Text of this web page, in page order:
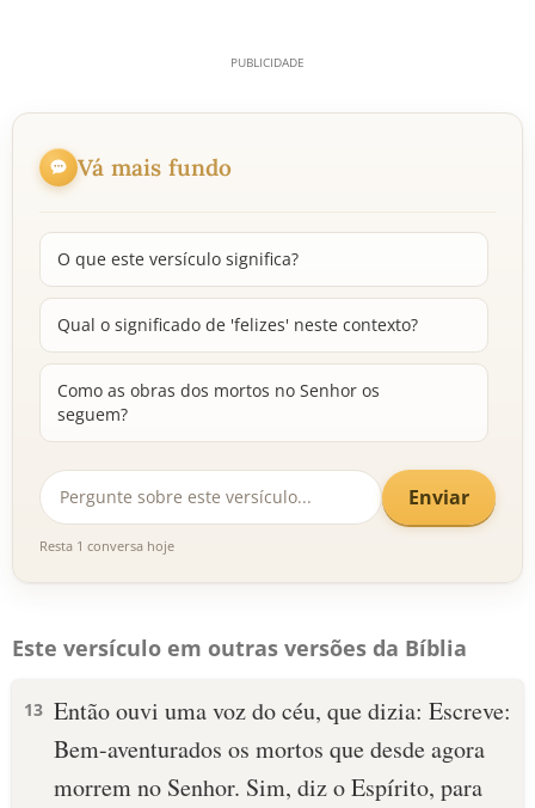
Vá mais fundo
O que este versículo significa?
Qual o significado de 'felizes' neste contexto?
Como as obras dos mortos no Senhor os
seguem?
Enviar
Resta 1 conversa hoje
Este versículo em outras versões da Bíblia
13 Então ouvi uma voz do céu, que dizia: Escreve:
Bem-aventurados os mortos que desde agora
morrem no Senhor. Sim, diz o Espírito, para